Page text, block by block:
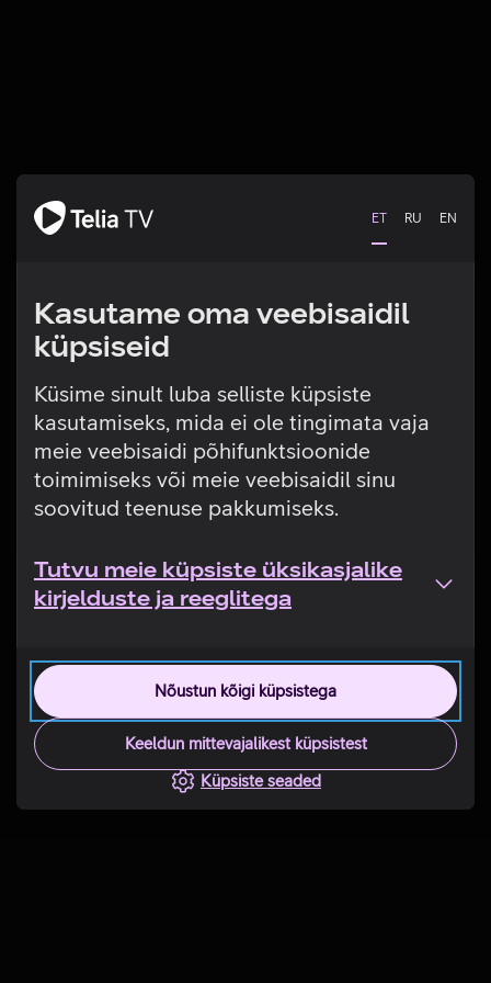
ET RU EN
Kasutame oma veebisaidil
küpsiseid
Küsime sinult luba selliste küpsiste
kasutamiseks, mida ei ole tingimata vaja
meie veebisaidi põhifunktsioonide
toimimiseks või meie veebisaidil sinu
soovitud teenuse pakkumiseks.
Tutvu meie küpsiste üksikasjalike
kirjelduste ja reeglitega
Nõustun kõigi küpsistega
Keeldun mittevajalikest küpsistest
Küpsiste seaded
Tehniline viga